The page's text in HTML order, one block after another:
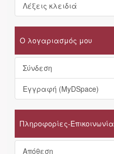
Λέξεις κλειδιά
Ο λογαριασμός μου
Σύνδεση
Εγγραφή (MyDSpace)
Πληροφορίες-Επικοινωνία
Απόθεση